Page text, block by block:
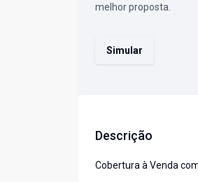
melhor proposta.
Simular
Descrição
Cobertura à Venda